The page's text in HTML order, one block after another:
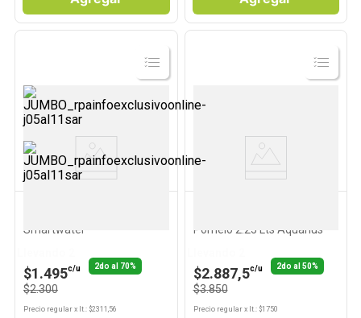
Ver
Producto
Smartwater
$1.495c/u 2do al 70%
$2.300
Precio regular x lt.: $2311,56
Ver
Producto
Pomelo 2.25 Lts Aquarius
$2.887,5c/u 2do al 50%
$3.850
Precio regularx lt.: $1750